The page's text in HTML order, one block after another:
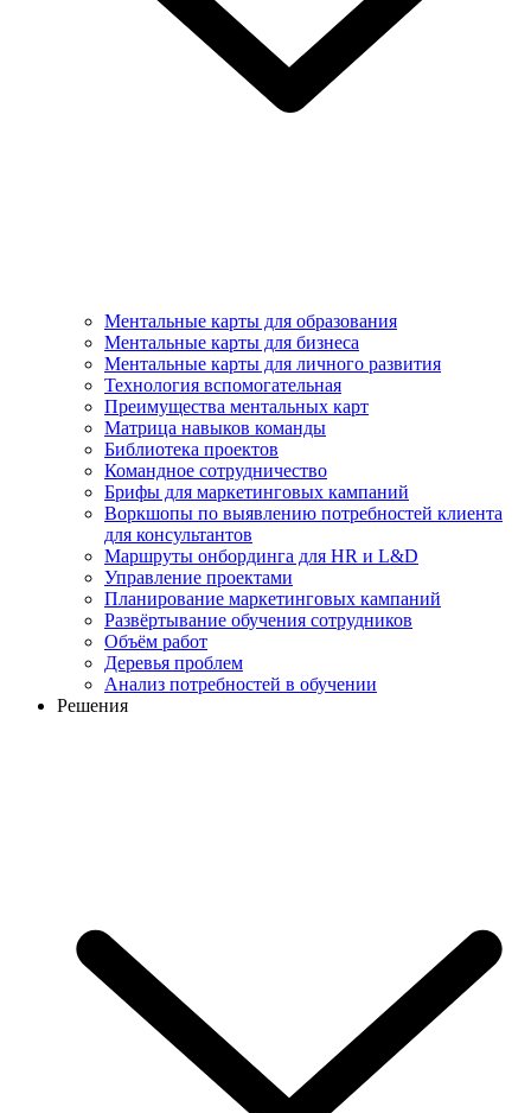
Ментальные карты для образования
Ментальные карты для бизнеса
Ментальные карты для личного развития
Технология вспомогательная
Преимущества ментальных карт
Матрица навыков команды
Библиотека проектов
Командное сотрудничество
Брифы для маркетинговых кампаний
Воркшопы по выявлению потребностей клиента
для консультантов
Маршруты онбординга для HR и L&D
Управление проектами
Планирование маркетинговых кампаний
Развёртывание обучения сотрудников
Объём работ
Деревья проблем
Анализ потребностей в обучении
Решения